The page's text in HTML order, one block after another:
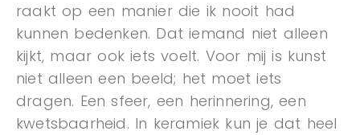
raakt op een manier die ik nooit had
kunnen bedenken. Dat iemand niet alleen
kijkt, maar ook iets voelt. Voor mij is kunst
niet alleen een beeld; het moet iets
dragen. Een sfeer, een herinnering, een
kwetsbaarheid. In keramiek kun je dat heel